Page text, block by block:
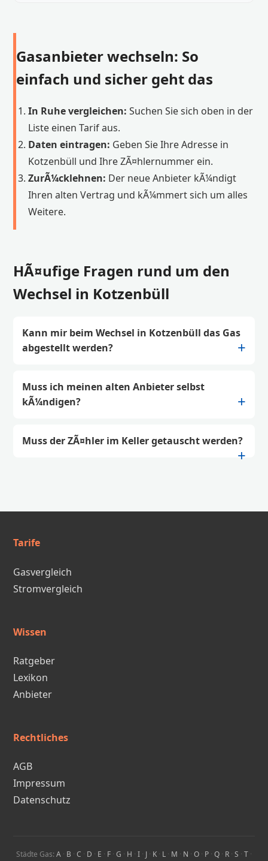
Gasanbieter wechseln: So
einfach und sicher geht das
In Ruhe vergleichen: Suchen Sie sich oben in der
Liste einen Tarif aus.
Daten eintragen: Geben Sie Ihre Adresse in
Kotzenbüll und Ihre ZÃ¤hlernummer ein.
ZurÃ¼cklehnen: Der neue Anbieter kÃ¼ndigt
Ihren alten Vertrag und kÃ¼mmert sich um alles
Weitere.
HÃ¤ufige Fragen rund um den
Wechsel in Kotzenbüll
Kann mir beim Wechsel in Kotzenbüll das Gas
abgestellt werden?
Muss ich meinen alten Anbieter selbst
kÃ¼ndigen?
Muss der ZÃ¤hler im Keller getauscht werden?
Tarife
Gasvergleich
Stromvergleich
Wissen
Ratgeber
Lexikon
Anbieter
Rechtliches
AGB
Impressum
Datenschutz
Städte Gas: A · B · C · D · E · F · G · H · I · J · K · L · M · N · O · P · Q · R · S · T ·